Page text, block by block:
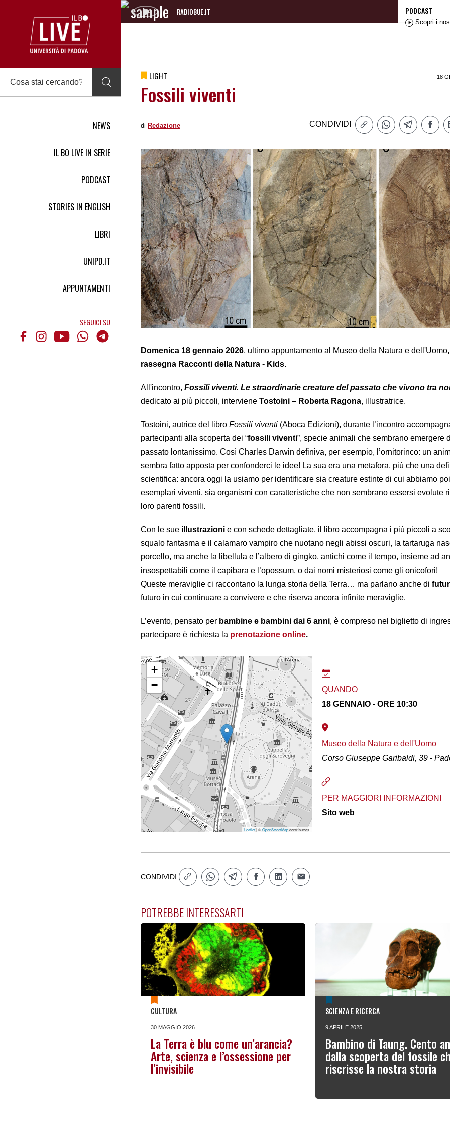
NEWS
IL BO LIVE IN SERIE
PODCAST
STORIES IN ENGLISH
LIBRI
UNIPD.IT
APPUNTAMENTI
SEGUICI SU
RADIOBUE.IT
Audio
PODCAST
Scopri i
LIGHT 18
Fossili viventi
di Redazione CONDIVIDI
Domenica 18 gennaio 2026, ultimo appuntamento al Museo della Natura e dell'Uomo
rassegna Racconti della Natura - Kids.
All'incontro, Fossili viventi. Le straordinarie creature del passato che vivono tra
dedicato ai più piccoli, interviene Tostoini – Roberta Ragona, illustratrice.
Tostoini, autrice del libro Fossili viventi (Aboca Edizioni), durante l’incontro
partecipanti alla scoperta dei “fossili viventi”, specie animali che sembrano emergere
passato lontanissimo. Così Charles Darwin definiva, per esempio, l’ornitorinco: un
sembra fatto apposta per confonderci le idee! La sua era una metafora, più che una
scientifica: ancora oggi la usiamo per identificare sia creature estinte di cui abbiamo
esemplari viventi, sia organismi con caratteristiche che non sembrano essersi evolute
loro parenti fossili.
Con le sue illustrazioni e con schede dettagliate, il libro accompagna i più piccoli a
squalo fantasma e il calamaro vampiro che nuotano negli abissi oscuri, la tartaruga
porcello, ma anche la libellula e l’albero di gingko, antichi come il tempo, insieme ad
insospettabili come il capibara e l’opossum, o dai nomi misteriosi come gli onicofori!
Queste meraviglie ci raccontano la lunga storia della Terra… ma parlano anche di
futuro in cui continuare a convivere e che riserva ancora infinite meraviglie.
L’evento, pensato per bambine e bambini dai 6 anni, è compreso nel biglietto di
partecipare è richiesta la prenotazione online.
+
−
Leaflet| ©OpenStreetMapcontributors
QUANDO
18 GENNAIO - ORE 10:30
Museo della Natura e dell'Uomo
Corso Giuseppe Garibaldi, 39 -
PER MAGGIORI INFORMAZIONI
Sito web
CONDIVIDI
POTREBBE INTERESSARTI
CULTURA
30 MAGGIO 2026
La Terra è blu come un’arancia?
Arte, scienza e l’ossessione per
l’invisibile
SCIENZA E RICERCA
9 APRILE 2025
Bambino di Taung. Cento
dalla scoperta del fossile
riscrisse la nostra storia